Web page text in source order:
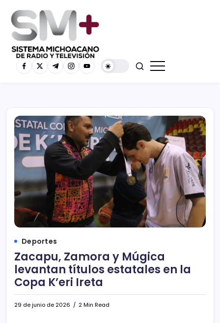
Deportes
Zacapu, Zamora y Múgica
levantan títulos estatales en la
Copa K’eri Ireta
29 de junio de 2026 2 Min Read